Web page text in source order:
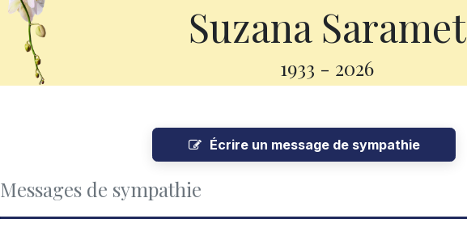
Suzana Saramet
1933 - 2026
Écrire un message de sympathie
Messages de sympathie